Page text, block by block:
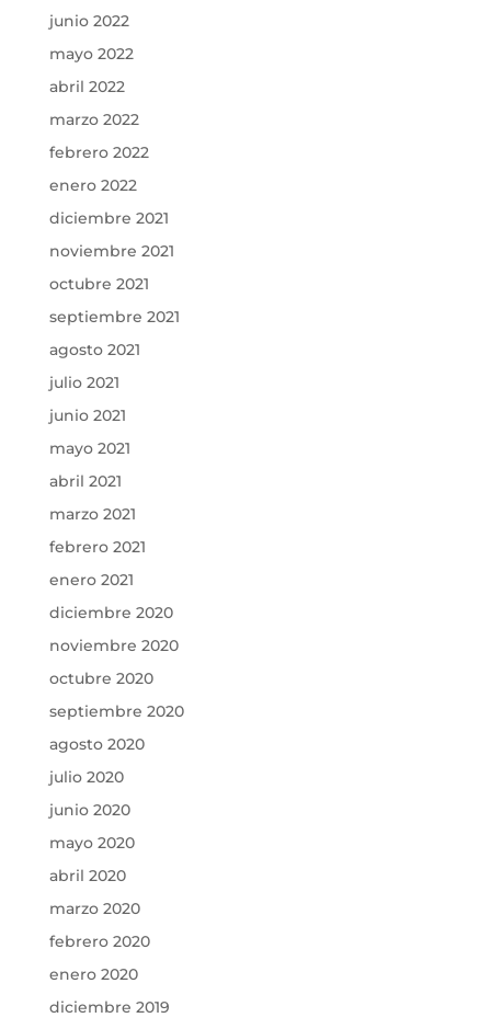
junio 2022
mayo 2022
abril 2022
marzo 2022
febrero 2022
enero 2022
diciembre 2021
noviembre 2021
octubre 2021
septiembre 2021
agosto 2021
julio 2021
junio 2021
mayo 2021
abril 2021
marzo 2021
febrero 2021
enero 2021
diciembre 2020
noviembre 2020
octubre 2020
septiembre 2020
agosto 2020
julio 2020
junio 2020
mayo 2020
abril 2020
marzo 2020
febrero 2020
enero 2020
diciembre 2019